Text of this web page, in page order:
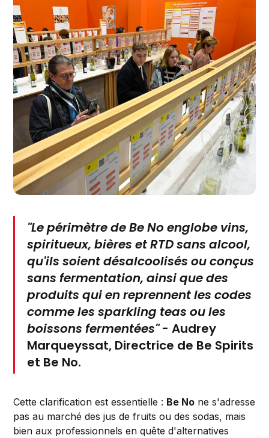
"Le périmètre deBe Noenglobe vins,
spiritueux, bières et RTD sans alcool,
qu'ils soient désalcoolisés ou conçus
sans fermentation, ainsi que des
produits qui en reprennent les codes
comme les sparkling teas ou les
boissons fermentées"-Audrey
Marqueyssat, Directrice de Be Spirits
et Be No.
Cette clarification est essentielle : Be No ne s'adresse
pas au marché des jus de fruits ou des sodas, mais
bien aux professionnels en quête d'alternatives